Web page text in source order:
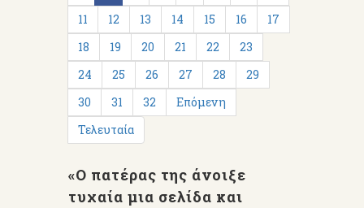
11
12 13 14 15 16
17
18
19 20 21 22
23
24
25 26 27 28
29
30
31 32
Επόμενη
Τελευταία
«Ο πατέρας της άνοιξε
τυχαία μια σελίδα και